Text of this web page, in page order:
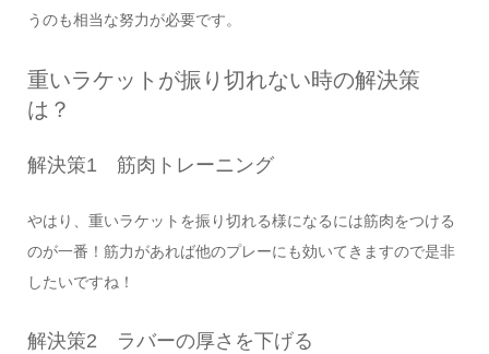
うのも相当な努力が必要です。
重いラケットが振り切れない時の解決策
は？
解決策1 筋肉トレーニング
やはり、重いラケットを振り切れる様になるには筋肉をつける
のが一番！筋力があれば他のプレーにも効いてきますので是非
したいですね！
解決策2 ラバーの厚さを下げる